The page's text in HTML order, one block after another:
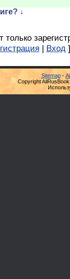
↓
| Вход ]
Sitemap-
Copyright